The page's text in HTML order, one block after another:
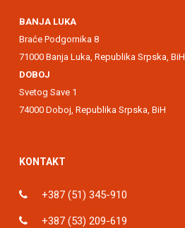
BANJA LUKA
Braće Podgornika 8
71000 Banja Luka, Republika Srpska, BiH
DOBOJ
Svetog Save 1
74000 Doboj, Republika Srpska, BiH
KONTAKT
+387 (51) 345-910
+387 (53) 209-619